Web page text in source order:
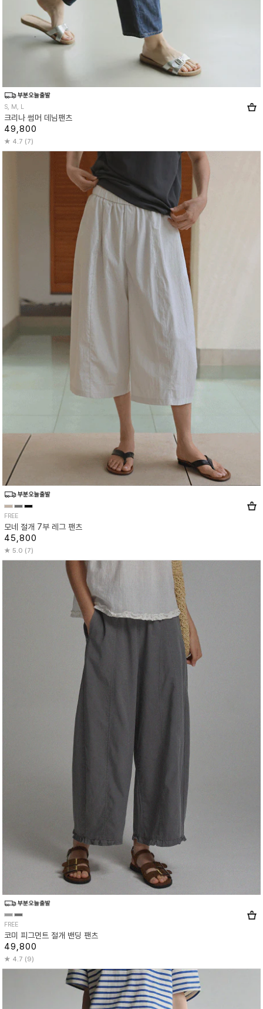
S, M, L
크리나 썸머 데님팬츠
49,800
4.7 (7)
FREE
모네 절개 7부 레그 팬츠
45,800
5.0 (7)
FREE
코미 피그먼트 절개 밴딩 팬츠
49,800
4.7 (9)